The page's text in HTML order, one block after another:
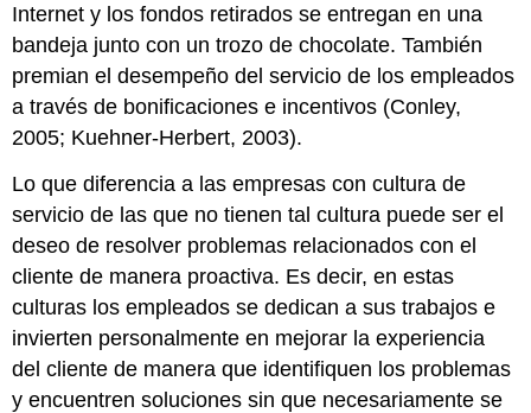
Internet y los fondos retirados se entregan en una
bandeja junto con un trozo de chocolate. También
premian el desempeño del servicio de los empleados
a través de bonificaciones e incentivos (Conley,
2005; Kuehner-Herbert, 2003).
Lo que diferencia a las empresas con cultura de
servicio de las que no tienen tal cultura puede ser el
deseo de resolver problemas relacionados con el
cliente de manera proactiva. Es decir, en estas
culturas los empleados se dedican a sus trabajos e
invierten personalmente en mejorar la experiencia
del cliente de manera que identifiquen los problemas
y encuentren soluciones sin que necesariamente se